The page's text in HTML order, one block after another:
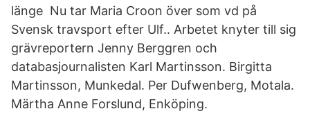
länge Nu tar Maria Croon över som vd på
Svensk travsport efter Ulf.. Arbetet knyter till sig
grävreportern Jenny Berggren och
databasjournalisten Karl Martinsson. Birgitta
Martinsson, Munkedal. Per Dufwenberg, Motala.
Märtha Anne Forslund, Enköping.